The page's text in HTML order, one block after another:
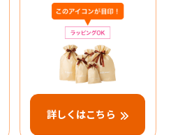
詳しくはこちら